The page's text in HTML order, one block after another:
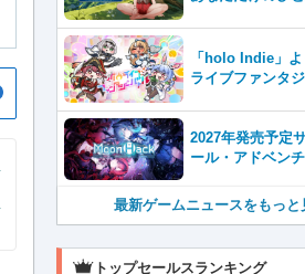
テムはこれまで
体験が楽しめる【
「holo Indie」
ライブファンタ
2027年発売予定
ール・アドベン
京ゲームダンジョ
最新ゲームニュースをもっと
トップセールスランキング